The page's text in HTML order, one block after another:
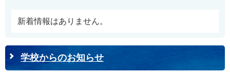
新着情報はありません。
学校からのお知らせ